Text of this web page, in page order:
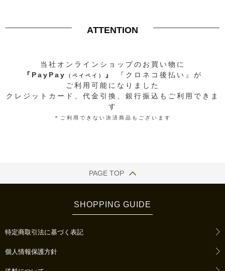
ATTENTION
当社オンラインショップのお買い物に
『PayPay
（ペイペイ） 』 『クロネコ後払い』 が
ご利用可能になりました
クレジットカード、代金引換、銀行振込もご利用できま
す
＊ ご利用できない 決済 商品 もございます
PAGE TOP
SHOPPING GUIDE
特定商取引法に基づく表記
個人情報保護方針